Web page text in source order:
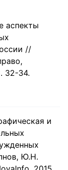
аспекты
//
32-34.
и
Ю.Н.